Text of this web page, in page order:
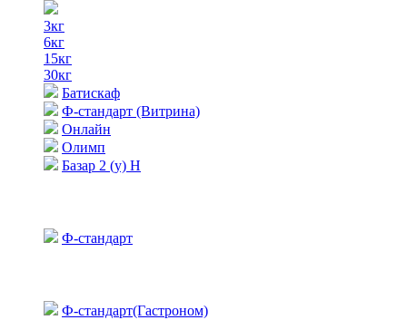
3кг
6кг
15кг
30кг
Батискаф
Ф-стандарт (Витрина)
Онлайн
Олимп
Базар 2 (у) Н
Ф-стандарт
Ф-стандарт(Гастроном)